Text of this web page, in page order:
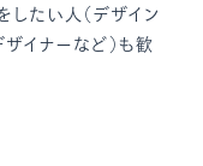
したい人（デザイン
ザイナーなど）も歓